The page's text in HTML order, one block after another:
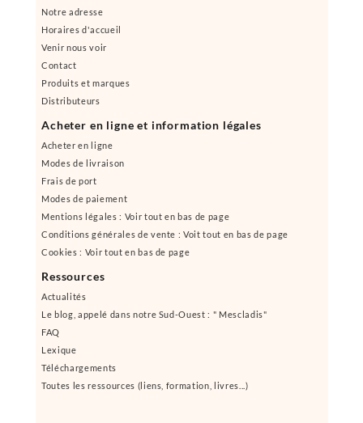
Notre adresse
Horaires d'accueil
Venir nous voir
Contact
Produits et marques
Distributeurs
Acheter en ligne et information légales
Acheter en ligne
Modes de livraison
Frais de port
Modes de paiement
Mentions légales : Voir tout en bas de page
Conditions générales de vente : Voit tout en bas de page
Cookies : Voir tout en bas de page
Ressources
Actualités
Le blog, appelé dans notre Sud-Ouest : " Mescladis"
FAQ
Lexique
Téléchargements
Toutes les ressources (liens, formation, livres...)